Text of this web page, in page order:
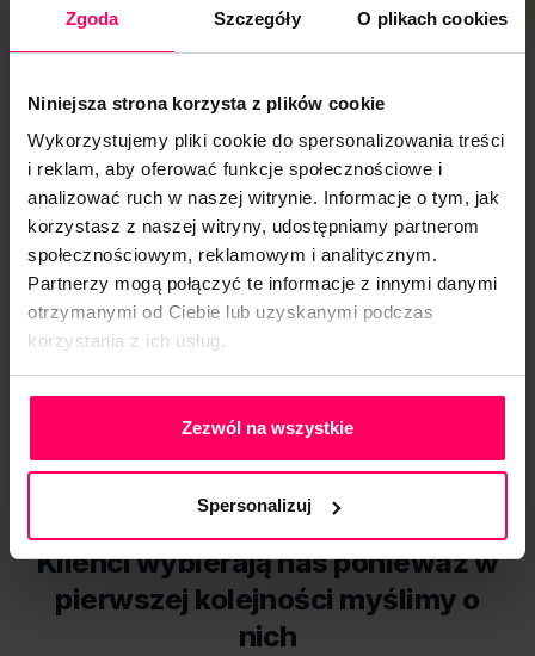
Zgoda Szczegóły O plikach cookies
Niniejsza strona korzysta z plików cookie
Wykorzystujemy pliki cookie do spersonalizowania treści
i reklam, aby oferować funkcje społecznościowe i
analizować ruch w naszej witrynie. Informacje o tym, jak
korzystasz z naszej witryny, udostępniamy partnerom
społecznościowym, reklamowym i analitycznym.
Partnerzy mogą połączyć te informacje z innymi danymi
otrzymanymi od Ciebie lub uzyskanymi podczas
korzystania z ich usług.
Polityka Prywatności
Zezwól na wszystkie
Spersonalizuj
Możesz być pewien, że Twoje kampanie są zarządzane przez
Każdy z naszych ekspertów posiada certyfikaty potwierdzające
zaawansowaną znajomość narzędzi i strategii Google Ads. Jako
agencja cieszymy się również posiadaniem statusu Partnera
Google.
To nie tylko dowód na indywidualną wiedzę, ale także
świadectwo naszego zobowiązania do dostarczania klientom
najwyższej jakości usług oraz do ciągłego doskonalenia się w
zakresie najnowszych trendów i funkcji w Google Ads.
Umów się na konsultację
DLACZEGO MY
Klienci wybierają nas ponieważ w
pierwszej kolejności myślimy o
nich